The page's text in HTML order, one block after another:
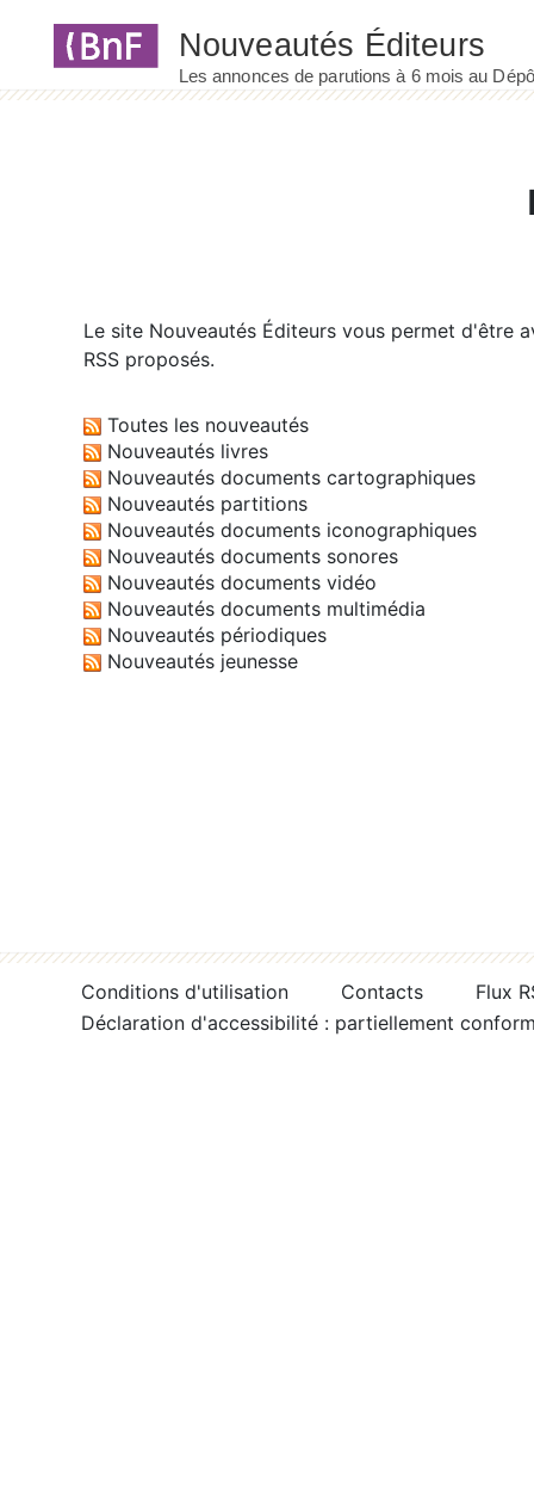
Le site Nouveautés Éditeurs vous permet d'être
RSS proposés.
Toutes les nouveautés
Nouveautés livres
Nouveautés documents cartographiques
Nouveautés partitions
Nouveautés documents iconographiques
Nouveautés documents sonores
Nouveautés documents vidéo
Nouveautés documents multimédia
Nouveautés périodiques
Nouveautés jeunesse
Conditions d'utilisation Contacts
Flux
Déclaration d'accessibilité : partiellement